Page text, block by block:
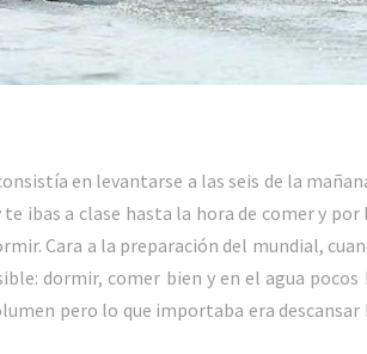
en levantarse a las seis de la
te ibas a clase hasta la hora de comer y
Cara a la preparación del mundial,
dormir, comer bien y en el agua
pero lo que importaba era